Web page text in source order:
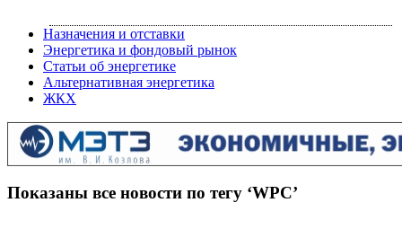
Назначения и отставки
Энергетика и фондовый рынок
Статьи об энергетике
Альтернативная энергетика
ЖКХ
Показаны все новости по тегу ‘WPC’